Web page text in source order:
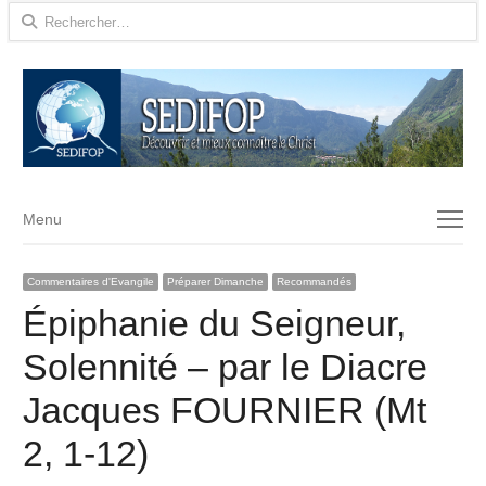
Rechercher :
Menu
Menu
Commentaires d'Evangile Préparer Dimanche Recommandés
Épiphanie du Seigneur,
Solennité – par le Diacre
Jacques FOURNIER (Mt
2, 1-12)